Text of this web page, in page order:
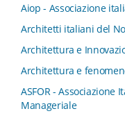
Aiop - Associazione
Architetti italiani del
Architettura e
Architettura e
ASFOR - Associazione
Manageriale